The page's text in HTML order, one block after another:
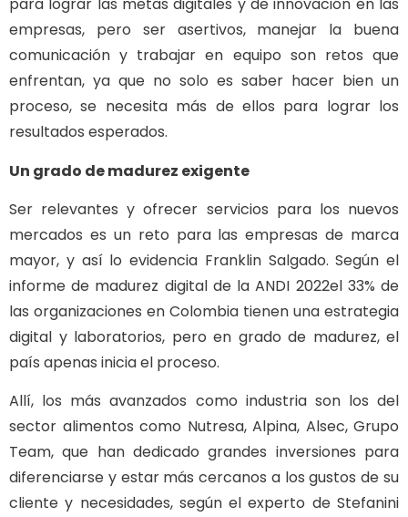
para lograr las metas digitales y de innovación en las
empresas, pero ser asertivos, manejar la buena
comunicación y trabajar en equipo son retos que
enfrentan, ya que no solo es saber hacer bien un
proceso, se necesita más de ellos para lograr los
resultados esperados.
Un grado de madurez exigente
Ser relevantes y ofrecer servicios para los nuevos
mercados es un reto para las empresas de marca
mayor, y así lo evidencia Franklin Salgado. Según el
informe de madurez digital de la ANDI 2022el 33% de
las organizaciones en Colombia tienen una estrategia
digital y laboratorios, pero en grado de madurez, el
país apenas inicia el proceso.
Allí, los más avanzados como industria son los del
sector alimentos como Nutresa, Alpina, Alsec, Grupo
Team, que han dedicado grandes inversiones para
diferenciarse y estar más cercanos a los gustos de su
cliente y necesidades, según el experto de Stefanini